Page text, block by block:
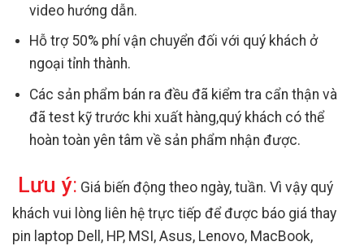
video hướng dẫn.
Hỗ trợ 50% phí vận chuyển đối với quý khách ở
ngoại tỉnh thành.
Các sản phẩm bán ra đều đã kiểm tra cẩn thận và
đã test kỹ trước khi xuất hàng,quý khách có thể
hoàn toàn yên tâm về sản phẩm nhận được.
Lưu ý: Giá biến động theo ngày, tuần. Vì vậy quý
khách vui lòng liên hệ trực tiếp để được báo giá thay
pin laptop Dell, HP, MSI, Asus, Lenovo, MacBook,